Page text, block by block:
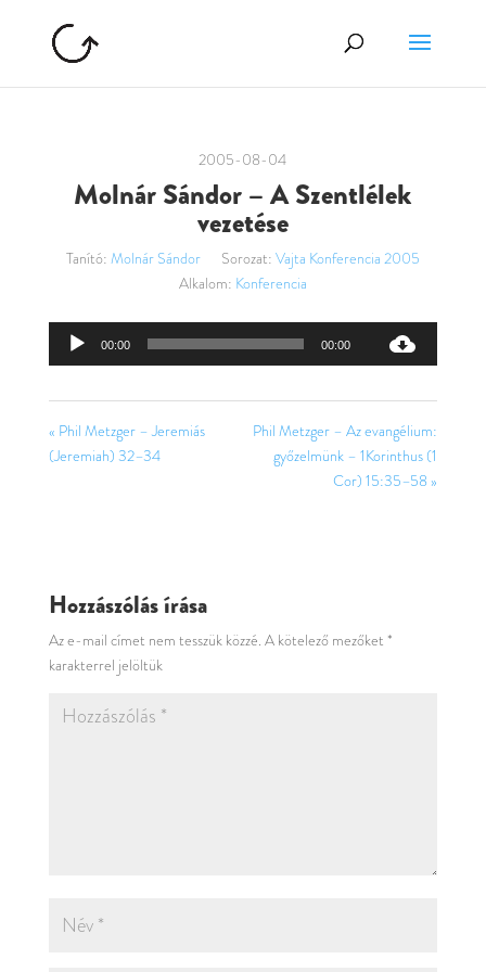
2005-08-04
Molnár Sándor – A Szentlélek
vezetése
Tanító: Molnár Sándor Sorozat: Vajta Konferencia 2005
Alkalom: Konferencia
Audió
00:00 00:00
« Phil Metzger – Jeremiás
(Jeremiah) 32–34
Phil Metzger – Az evangélium:
győzelmünk – 1Korinthus (1
Cor) 15:35–58 »
Hozzászólás írása
Az e-mail címet nem tesszük közzé. A kötelező mezőket *
karakterrel jelöltük